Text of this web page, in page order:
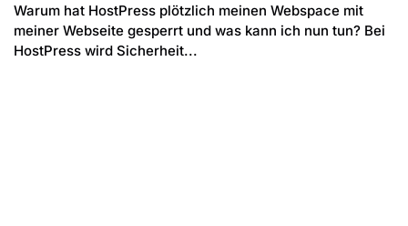
Warum hat HostPress plötzlich meinen Webspace mit
meiner Webseite gesperrt und was kann ich nun tun? Bei
HostPress wird Sicherheit...